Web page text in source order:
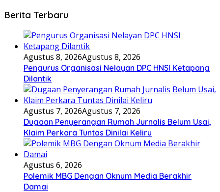
Berita Terbaru
Agustus 8, 2026Agustus 8, 2026
Pengurus Organisasi Nelayan DPC HNSI Ketapang
Dilantik
Agustus 7, 2026Agustus 7, 2026
Dugaan Penyerangan Rumah Jurnalis Belum Usai,
Klaim Perkara Tuntas Dinilai Keliru
Agustus 6, 2026
Polemik MBG Dengan Oknum Media Berakhir
Damai